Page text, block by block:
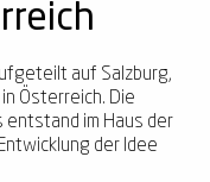
auf Salzburg,
Österreich. Die
entstand im Haus der
der Idee